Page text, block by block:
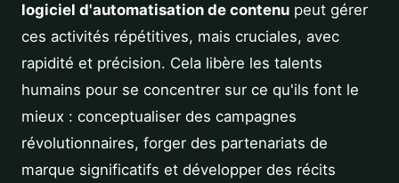
logiciel d'automatisation de contenu peut gérer
ces activités répétitives, mais cruciales, avec
rapidité et précision. Cela libère les talents
humains pour se concentrer sur ce qu'ils font le
mieux : conceptualiser des campagnes
révolutionnaires, forger des partenariats de
marque significatifs et développer des récits